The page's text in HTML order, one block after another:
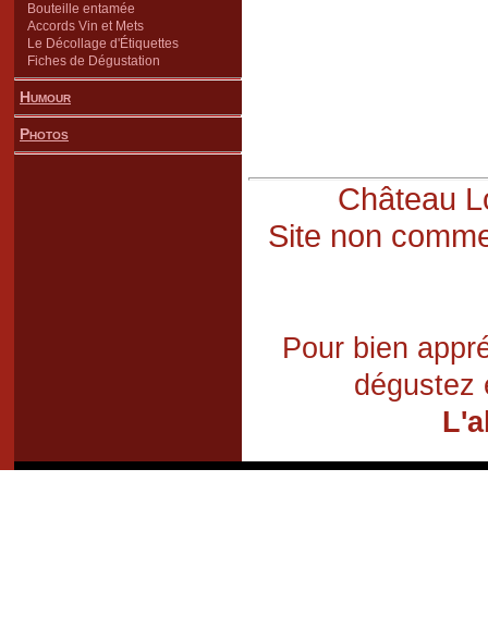
Bouteille entamée
Accords Vin et Mets
Le Décollage d'Étiquettes
Fiches de Dégustation
Humour
Photos
Château
Site non
Pour bien
dégustez